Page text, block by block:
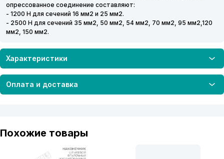
опрессованное соединение составляют:
- 1200 Н для сечений 16 мм2 и 25 мм2.
- 2500 Н для сечений 35 мм2, 50 мм2, 54 мм2, 70 мм2, 95 мм2,120
мм2, 150 мм2.
Характеристики
Оплата и доставка
Похожие товары